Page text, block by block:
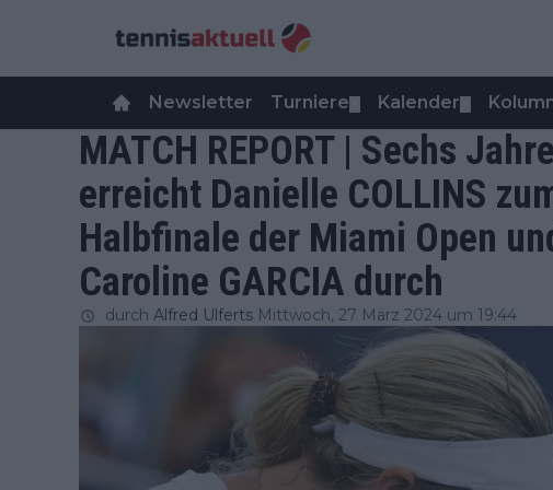
Newsletter Turniere Kalender
MATCH REPORT | Sechs
erreicht Danielle COLLINS
Halbfinale der Miami Open
Caroline GARCIA durch
durch Alfred Ulferts Mittwoch, 27 März 2024 um 19:44